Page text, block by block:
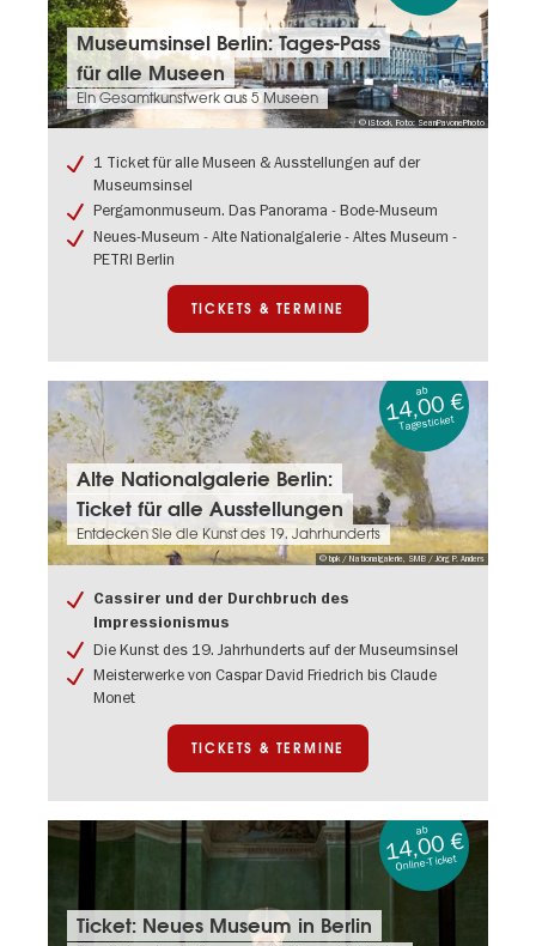
© iStock, Foto: SeanPavonePhoto
Tickets
&
Termine:
Museumsinsel
Berlin:
Pass
für
alle
Museen
Museumsinsel Berlin: Tages-Pass
für alle Museen
Ein Gesamtkunstwerk aus 5 Museen
1 Ticket für alle Museen & Ausstellungen auf der
Museumsinsel
Pergamonmuseum. Das Panorama - Bode-Museum
Neues-Museum - Alte Nationalgalerie - Altes Museum -
PETRI Berlin
TICKETS & TERMINE
© bpk / Nationalgalerie, SMB / Jörg P. Anders
Tickets
&
Termine:
Alte
Nationalgalerie
Ticket
Ausstellungen
Alte Nationalgalerie Berlin:
Ticket für alle Ausstellungen
Entdecken Sie die Kunst des 19. Jahrhunderts
ab
14,00 €
Tagesticket
Cassirer und der Durchbruch des
Impressionismus
Die Kunst des 19. Jahrhunderts auf der Museumsinsel
Meisterwerke von Caspar David Friedrich bis Claude
Monet
TICKETS & TERMINE
Tickets
&
Ticket: Neues Museum in Berlin
ab
14,00 €
Online-Ticket